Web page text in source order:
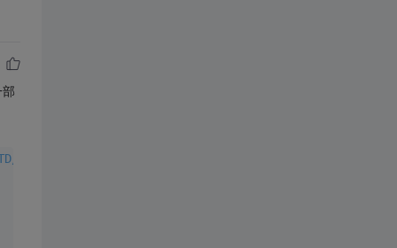
xhtml1-transitional.dtd">